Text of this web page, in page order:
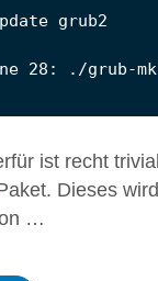
ist recht
Dieses
…